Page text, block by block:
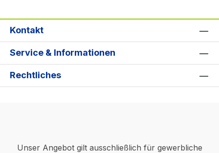
Kontakt
Service & Informationen
Rechtliches
Unser Angebot gilt ausschließlich für gewerbliche